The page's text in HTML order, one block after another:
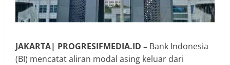
JAKARTA| PROGRESIFMEDIA.ID – Bank Indonesia
(BI) mencatat aliran modal asing keluar dari